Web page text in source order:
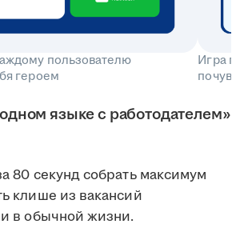
пользователю
героем
Игра
языке с работодателем»
80 секунд собрать максимум
клише из вакансий
в обычной жизни.